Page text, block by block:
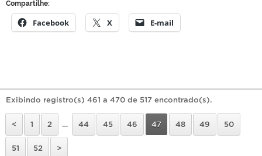
Compartilhe:
Facebook X E-mail
Exibindo registro(s) 461 a 470 de 517 encontrado(s).
< 1 2 … 44 45 46 47 48 49 50
51 52 >